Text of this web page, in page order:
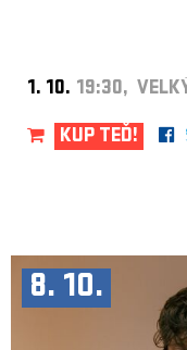
1. 10. 19:30,
KUP TEĎ!
8. 10.